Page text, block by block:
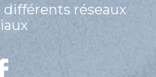
différents réseaux